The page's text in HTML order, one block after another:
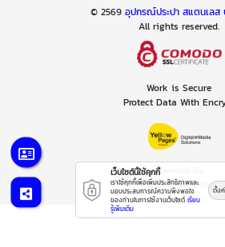
© 2569 อุปกรณ์ประปา สแตนเล
All rights reserved.
Work is Secure
Protect Data With
Powered By
Thailand
เว็บไซต์นี้ใช้คุกกี้
เราใช้คุกกี้เพื่อเพิ่มประสิทธิภาพและ
มอบประสบการณ์ความพึงพอใจ
ของท่านในการใช้งานเว็บไซต์ เรียน
รู้เพิ่มเติม
ตั้ง